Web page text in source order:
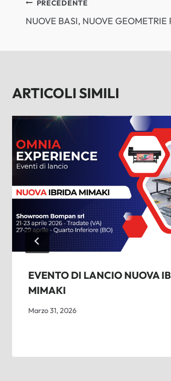
NAVIGAZIONE
ARTICOLI
PRECEDENTE
NUOVE BASI, NUOVE GEOMETRIE
ARTICOLI SIMILI
EVENTO DI LANCIO NUOVA
MIMAKI
Marzo 31, 2026